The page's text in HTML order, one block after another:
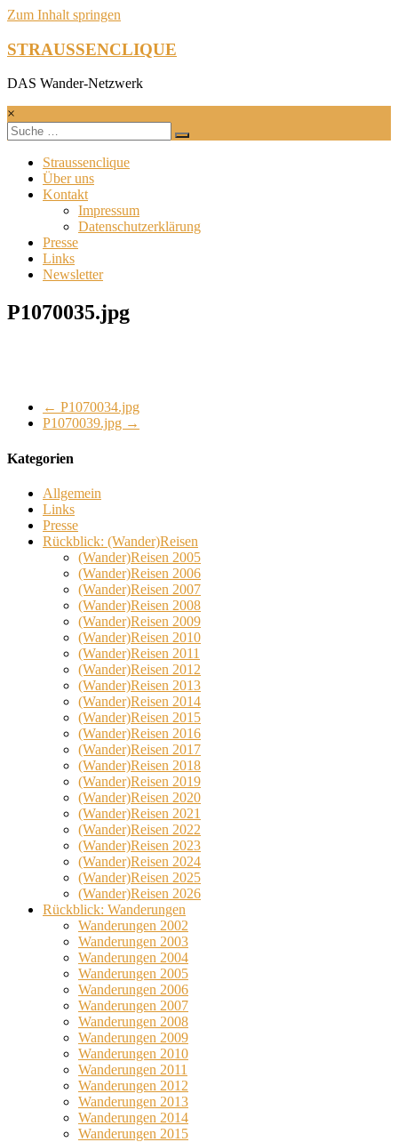
Zum Inhalt springen
STRAUSSENCLIQUE
DAS Wander-Netzwerk
×
Straussenclique
Über uns
Kontakt
Impressum
Datenschutzerklärung
Presse
Links
Newsletter
P1070035.jpg
← P1070034.jpg
P1070039.jpg →
Kategorien
Allgemein
Links
Presse
Rückblick: (Wander)Reisen
(Wander)Reisen 2005
(Wander)Reisen 2006
(Wander)Reisen 2007
(Wander)Reisen 2008
(Wander)Reisen 2009
(Wander)Reisen 2010
(Wander)Reisen 2011
(Wander)Reisen 2012
(Wander)Reisen 2013
(Wander)Reisen 2014
(Wander)Reisen 2015
(Wander)Reisen 2016
(Wander)Reisen 2017
(Wander)Reisen 2018
(Wander)Reisen 2019
(Wander)Reisen 2020
(Wander)Reisen 2021
(Wander)Reisen 2022
(Wander)Reisen 2023
(Wander)Reisen 2024
(Wander)Reisen 2025
(Wander)Reisen 2026
Rückblick: Wanderungen
Wanderungen 2002
Wanderungen 2003
Wanderungen 2004
Wanderungen 2005
Wanderungen 2006
Wanderungen 2007
Wanderungen 2008
Wanderungen 2009
Wanderungen 2010
Wanderungen 2011
Wanderungen 2012
Wanderungen 2013
Wanderungen 2014
Wanderungen 2015